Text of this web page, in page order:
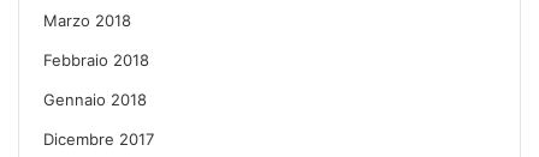
Marzo 2018
Febbraio 2018
Gennaio 2018
Dicembre 2017